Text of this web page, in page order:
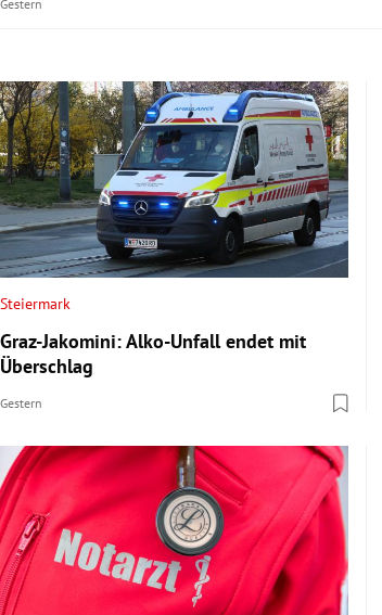
Untermenü
Untermenü
Untermenü
Untermenü
Untermenü
Gestern
Steiermark
Graz-Jakomini: Alko-Unfall endet mit
Überschlag
Gestern